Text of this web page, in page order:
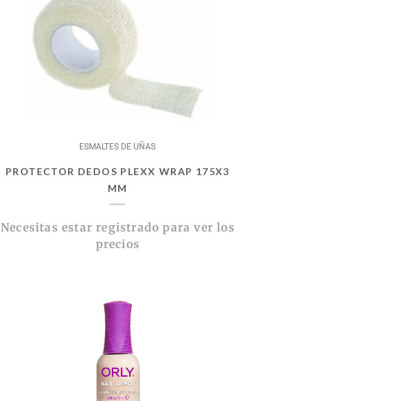
ESMALTES DE UÑAS
PROTECTOR DEDOS PLEXX WRAP 175X3
MM
Necesitas estar registrado para ver los
precios